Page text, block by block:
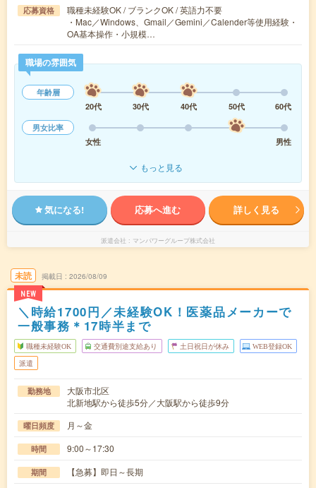
応募資格
職種未経験OK / ブランクOK / 英語力不要
・Mac／Windows、Gmail／Gemini／Calender等使用経験・
OA基本操作・小規模…
職場の雰囲気
年齢層
20代
30代 40代 50代
60代
男女比率
女性
男性
もっと見る
気になる! 応募へ進む 詳しく見る
派遣会社 マンパワーグループ株式会社
未読
NEW
掲載日 2026/08/09
＼時給1700円／未経験OK！医薬品メーカーで
一般事務＊17時半まで
職種未経験OK 交通費別途支給あり 土日祝日が休み WEB登録OK
派遣
勤務地
大阪市北区
北新地駅から徒歩5分／大阪駅から徒歩9分
曜日頻度 月～金
時間 9:00～17:30
期間 【急募】即日～長期